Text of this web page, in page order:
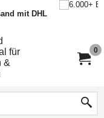
mit DHL
0